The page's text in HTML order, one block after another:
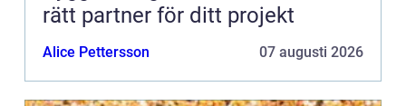
rätt partner för ditt projekt
Alice Pettersson 07 augusti 2026